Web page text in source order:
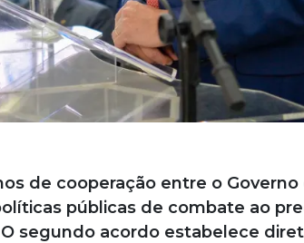
de cooperação entre o Governo
públicas de combate ao
segundo acordo estabelece